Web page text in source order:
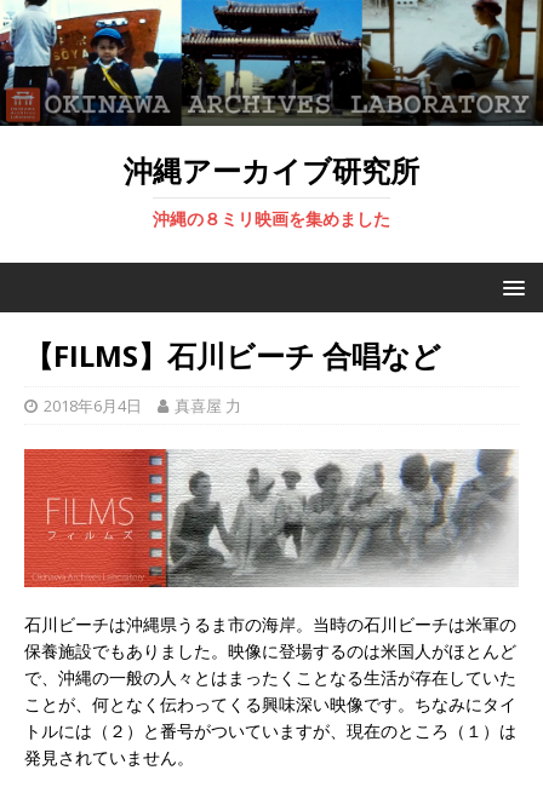
沖縄アーカイブ研究所
沖縄の８ミリ映画を集めました
【FILMS】石川ビーチ 合唱など
2018年6月4日 真喜屋 力
石川ビーチは沖縄県うるま市の海岸。当時の石川ビーチは米軍の
保養施設でもありました。映像に登場するのは米国人がほとんど
で、沖縄の一般の人々とはまったくことなる生活が存在していた
ことが、何となく伝わってくる興味深い映像です。ちなみにタイ
トルには（２）と番号がついていますが、現在のところ（１）は
発見されていません。